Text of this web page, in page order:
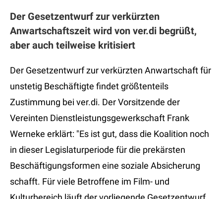
Der Gesetzentwurf zur verkürzten
Anwartschaftszeit wird von ver.di begrüßt,
aber auch teilweise kritisiert
Der Gesetzentwurf zur verkürzten Anwartschaft für
unstetig Beschäftigte findet größtenteils
Zustimmung bei ver.di. Der Vorsitzende der
Vereinten Dienstleistungsgewerkschaft Frank
Werneke erklärt: "Es ist gut, dass die Koalition noch
in dieser Legislaturperiode für die prekärsten
Beschäftigungsformen eine soziale Absicherung
schafft. Für viele Betroffene im Film- und